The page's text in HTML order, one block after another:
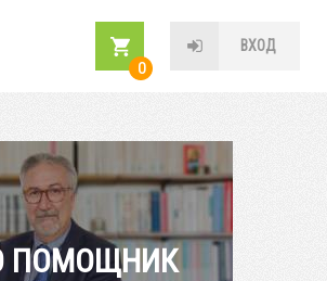
ВХОД
0
ПОМОЩНИК